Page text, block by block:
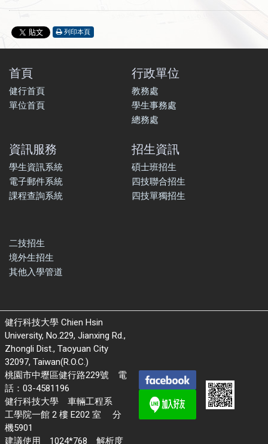
列印本頁
首頁
健行首頁
單位首頁
行政單位
教務處
學生事務處
總務處
資訊服務
學生資訊系統
電子郵件系統
課程查詢系統
招生資訊
碩士班招生
四技聯合招生
四技單獨招生
二技招生
境外生招生
其他入學管道
健行科技大學 Chien Hsin
University, No.229, Jianxing Rd.,
Zhongli Dist., Taoyuan City
32097, Taiwan(R.O.C.)
桃園市中壢區健行路229號 電
話：03-4581196
健行科技大學 車輛工程系
工學院一館 2 樓 E202 室 分
機5901
建議使用 1024*768 解析度